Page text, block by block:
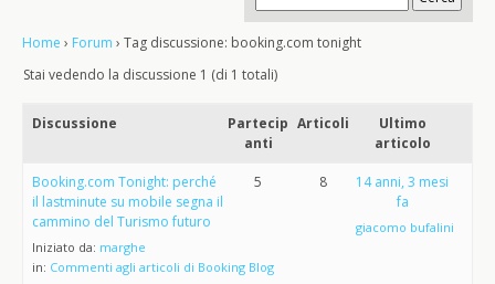
Home › Forum › Tag discussione: booking.com tonight
Stai vedendo la discussione 1 (di 1 totali)
Discussione
Partecip
anti
Articoli
Ultimo
articolo
Booking.com Tonight: perché
il lastminute su mobile segna il
cammino del Turismo futuro
Iniziato da: marghe
in: Commenti agli articoli di Booking Blog
5 8
14 anni, 3 mesi
fa
giacomo bufalini